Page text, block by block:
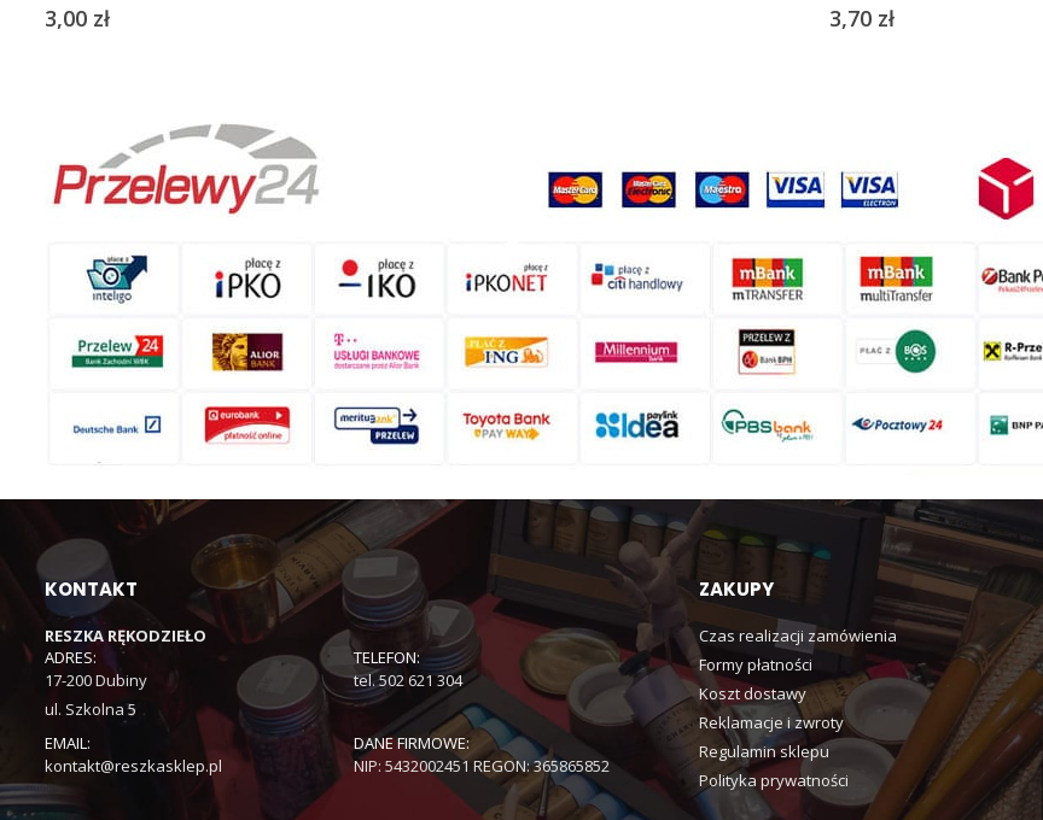
3,00 zł 3,70 zł
KONTAKT
RESZKA RĘKODZIEŁO
ADRES:
17-200 Dubiny
ul. Szkolna 5
TELEFON:
tel. 502 621 304
EMAIL:
kontakt@reszkasklep.pl
DANE FIRMOWE:
NIP: 5432002451 REGON: 365865852
ZAKUPY
Czas realizacji zamówienia
Formy płatności
Koszt dostawy
Reklamacje i zwroty
Regulamin sklepu
Polityka prywatności